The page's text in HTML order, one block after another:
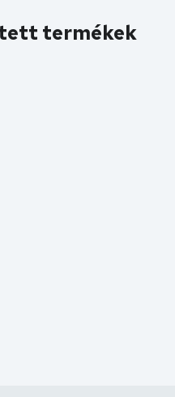
termékek